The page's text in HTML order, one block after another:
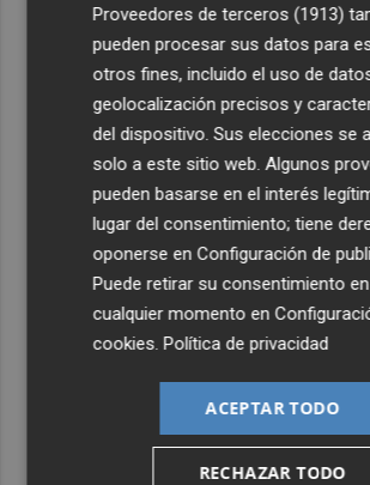
Proveedores de terceros (1913)
pueden procesar sus datos para
otros fines, incluido el uso de
geolocalización precisos y
del dispositivo. Sus elecciones se
solo a este sitio web. Algunos
pueden basarse en el interés
lugar del consentimiento; tiene
oponerse enConfiguración de
Puede retirar su consentimiento en
cualquier momento en
cookies.Política de privacidad
ACEPTAR TODO
RECHAZAR TODO